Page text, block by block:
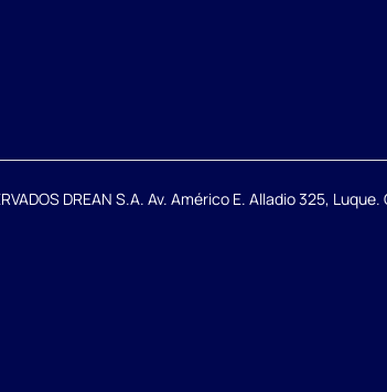
DREAN S.A. Av. Américo E. Alladio 325,